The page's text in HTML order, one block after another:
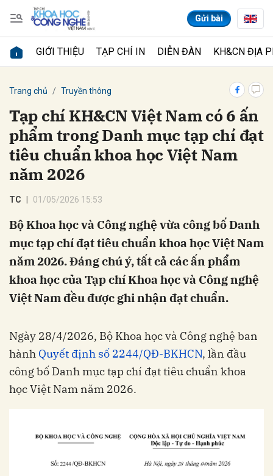
Gửi bài
GIỚI THIỆU TẠP CHÍ IN DIỄN ĐÀN KH&CN ĐỊA
Trang chủ Truyền thông
Tạp chí KH&CN Việt Nam có 6 ấn
phẩm trong Danh mục tạp chí đạt
tiêu chuẩn khoa học Việt Nam
năm 2026
TC 01/05/2026 15:53
Bộ Khoa học và Công nghệ vừa công bố Danh
mục tạp chí đạt tiêu chuẩn khoa học Việt Nam
năm 2026. Đáng chú ý, tất cả các ấn phẩm
khoa học của Tạp chí Khoa học và Công nghệ
Việt Nam đều được ghi nhận đạt chuẩn.
Ngày 28/4/2026, Bộ Khoa học và Công nghệ ban
hành Quyết định số 2244/QĐ-BKHCN, lần đầu
công bố Danh mục tạp chí đạt tiêu chuẩn khoa
học Việt Nam năm 2026.
Gửi bình luận